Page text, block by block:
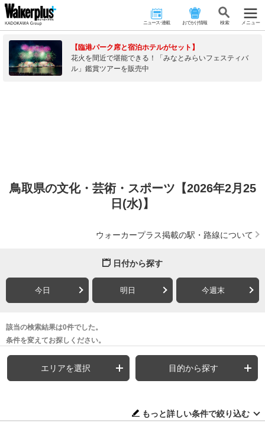
ニュース･連載 おでかけ情報 検 索 メニュー
【臨港パーク席と宿泊ホテルがセット】
花火を間近で堪能できる！「みなとみらいフェスティバ
ル」鑑賞ツアーを販売中
鳥取県の文化・芸術・スポーツ【2026年2月25
日(水)】
ウォーカープラス掲載の駅・路線について
日付から探す
今日 明日 今週末
該当の検索結果は0件でした。
条件を変えてお探しください。
エリアを選択 目的から探す
もっと詳しい条件で絞り込む